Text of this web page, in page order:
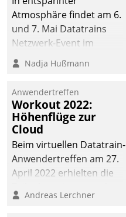
Atmosphäre findet am 6.
und 7. Mai Datatrains
Netzwerk-Event im
Kunden- und Partnerkreis
statt. Zentrale Frage: Wie
Mammutprojekte
meistern und Workloads
wuppen – bei zunehmend
anspruchsvollen
Aufgaben und
abnehmendem
Nadja Hußmann
Anwendertreffen
Workout 2022:
Höhenflüge zur
Cloud
Beim virtuellen Datatrain-
Anwendertreffen am 27.
April 2022 erhielten die
Teilnehmer kurzweilige
Andreas Lerchner